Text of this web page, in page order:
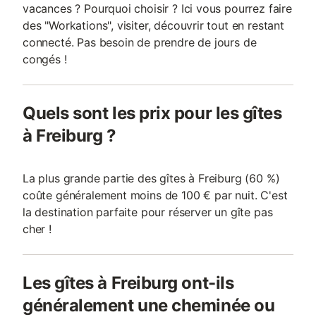
vacances ? Pourquoi choisir ? Ici vous pourrez faire
des "Workations", visiter, découvrir tout en restant
connecté. Pas besoin de prendre de jours de
congés !
Quels sont les prix pour les gîtes
à Freiburg ?
La plus grande partie des gîtes à Freiburg (60 %)
coûte généralement moins de 100 € par nuit. C'est
la destination parfaite pour réserver un gîte pas
cher !
Les gîtes à Freiburg ont-ils
généralement une cheminée ou